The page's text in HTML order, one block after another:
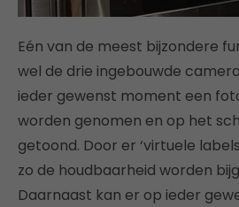
Eén van de meest bijzondere
wel de drie ingebouwde
ieder gewenst moment een
worden genomen en op het
getoond. Door er ‘virtuele
zo de houdbaarheid worden
Daarnaast kan er op ieder